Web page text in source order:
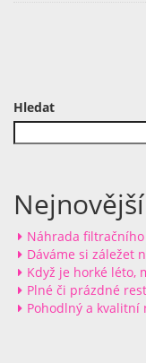
Hledat
Náhrada
Dáváme si záležet
Když je horké léto,
Plné či prázdné
Pohodlný a kvalitní